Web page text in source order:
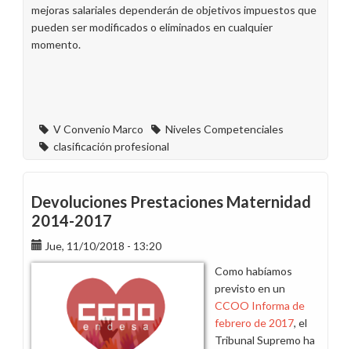
mejoras salariales dependerán de objetivos impuestos que
pueden ser modificados o eliminados en cualquier
momento.
V Convenio Marco
Niveles Competenciales
clasificación profesional
Devoluciones Prestaciones Maternidad
2014-2017
Jue, 11/10/2018 - 13:20
Como habíamos
previsto en un
CCOO Informa de
febrero de 2017, el
Tribunal Supremo ha